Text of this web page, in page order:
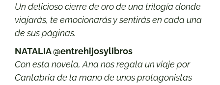
Un delicioso cierre de oro de una trilogía donde
viajarás, te emocionarás y sentirás en cada una
de sus páginas.
NATALIA @entrehijosylibros
Con esta novela, Ana nos regala un viaje por
Cantabria de la mano de unos protagonistas